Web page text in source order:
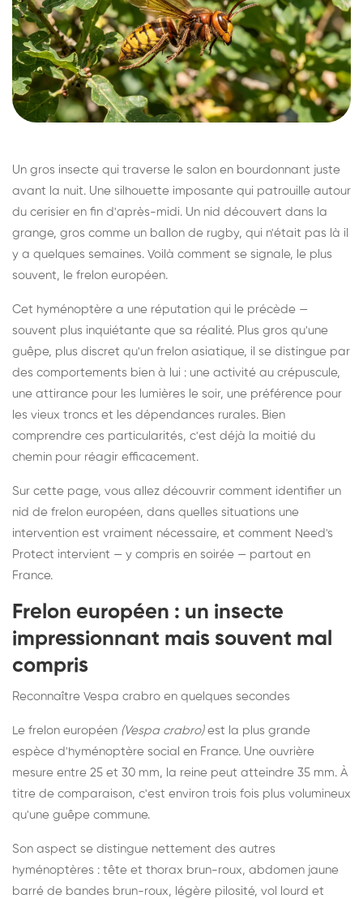
Un gros insecte qui traverse le salon en bourdonnant juste
avant la nuit. Une silhouette imposante qui patrouille autour
du cerisier en fin d'après-midi. Un nid découvert dans la
grange, gros comme un ballon de rugby, qui n'était pas là il
y a quelques semaines. Voilà comment se signale, le plus
souvent, le frelon européen.
Cet hyménoptère a une réputation qui le précède —
souvent plus inquiétante que sa réalité. Plus gros qu'une
guêpe, plus discret qu'un frelon asiatique, il se distingue par
des comportements bien à lui : une activité au crépuscule,
une attirance pour les lumières le soir, une préférence pour
les vieux troncs et les dépendances rurales. Bien
comprendre ces particularités, c'est déjà la moitié du
chemin pour réagir efficacement.
Sur cette page, vous allez découvrir comment identifier un
nid de frelon européen, dans quelles situations une
intervention est vraiment nécessaire, et comment Need's
Protect intervient — y compris en soirée — partout en
France.
Frelon européen : un insecte
impressionnant mais souvent mal
compris
Reconnaître Vespa crabro en quelques secondes
Le frelon européen (Vespa crabro)est la plus grande
espèce d'hyménoptère social en France. Une ouvrière
mesure entre 25 et 30 mm, la reine peut atteindre 35 mm. À
titre de comparaison, c'est environ trois fois plus volumineux
qu'une guêpe commune.
Son aspect se distingue nettement des autres
hyménoptères : tête et thorax brun-roux, abdomen jaune
barré de bandes brun-roux, légère pilosité, vol lourd et